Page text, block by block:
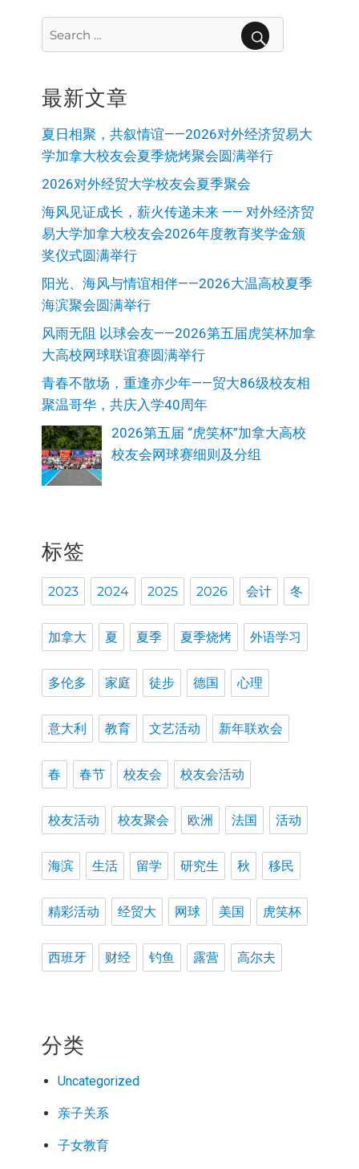
for:
最新文章
夏日相聚，共叙情谊——2026对外经济贸易大
学加拿大校友会夏季烧烤聚会圆满举行
2026对外经贸大学校友会夏季聚会
海风见证成长，薪火传递未来 —— 对外经济贸
易大学加拿大校友会2026年度教育奖学金颁
奖仪式圆满举行
阳光、海风与情谊相伴——2026大温高校夏季
海滨聚会圆满举行
风雨无阻 以球会友——2026第五届虎笑杯加拿
大高校网球联谊赛圆满举行
青春不散场，重逢亦少年——贸大86级校友相
聚温哥华，共庆入学40周年
2026第五届 “虎笑杯”加拿大高校
校友会网球赛细则及分组
标签
2023 2024 2025 2026 会计 冬
加拿大 夏 夏季 夏季烧烤 外语学习
多伦多 家庭 徒步 德国 心理
意大利 教育 文艺活动 新年联欢会
春 春节 校友会 校友会活动
校友活动 校友聚会 欧洲 法国 活动
海滨 生活 留学 研究生 秋 移民
精彩活动 经贸大 网球 美国 虎笑杯
西班牙 财经 钓鱼 露营 高尔夫
分类
Uncategorized
亲子关系
子女教育